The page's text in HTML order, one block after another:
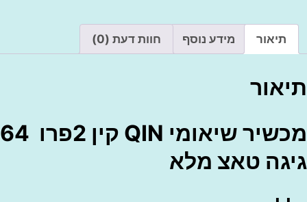
מידע נוסף חוות דעת (0)
מכשיר שיאומי QIN קין 2פרו 64
טאצ מלא